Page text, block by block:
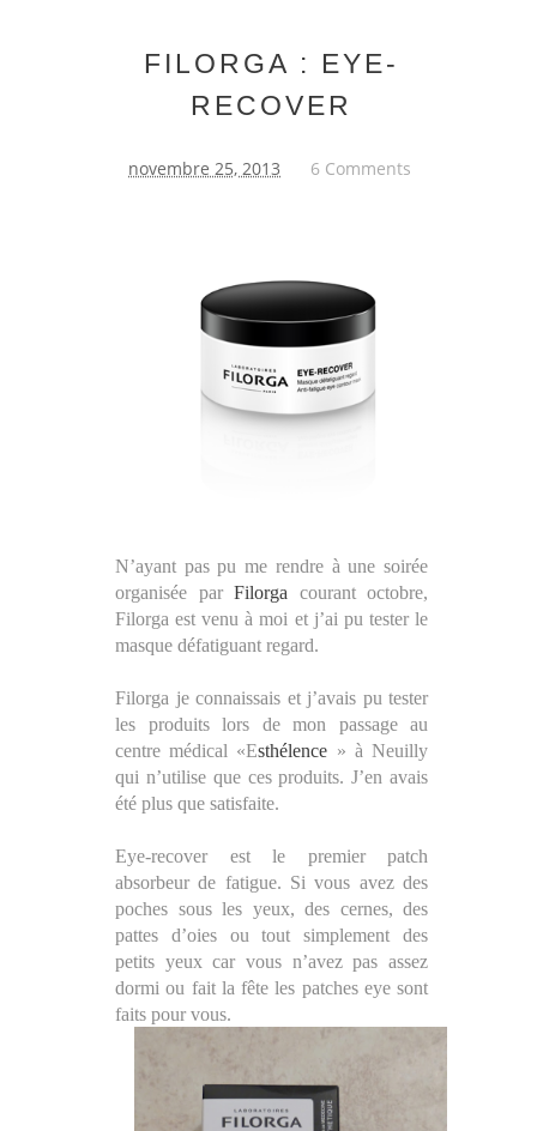
FILORGA : EYE-
RECOVER
novembre 25, 2013 6 Comments
N’ayant pas pu me rendre à une soirée
organisée par Filorga courant octobre,
Filorga est venu à moi et j’ai pu tester le
masque défatiguant regard.
Filorga je connaissais et j’avais pu tester
les produits lors de mon passage au
centre médical «Esthélence » à Neuilly
qui n’utilise que ces produits. J’en avais
été plus que satisfaite.
Eye-recover est le premier patch
absorbeur de fatigue. Si vous avez des
poches sous les yeux, des cernes, des
pattes d’oies ou tout simplement des
petits yeux car vous n’avez pas assez
dormi ou fait la fête les patches eye sont
faits pour vous.